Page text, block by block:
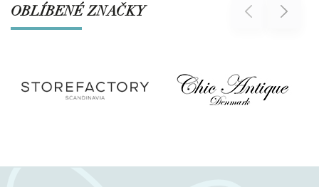
OBLÍBENÉ ZNAČKY Previous Next